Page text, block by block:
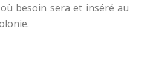
besoin sera et inséré au